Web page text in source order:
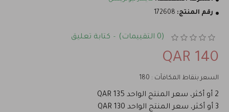
رقم المنتج: 172608
(0 التقييمات) - كتابة تعليق
140 QAR
السعر بنقاط المكافآت : 180
2 أو أكثر، سعر المنتج الواحد 135 QAR
3 أو أكثر، سعر المنتج الواحد 130 QAR